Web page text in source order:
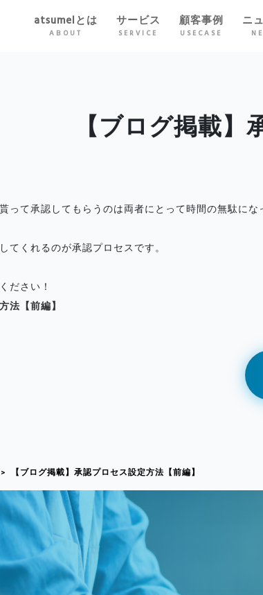
atsumelとは
ABOUT
サービス
SERVICE
顧客事例
USECASE
ニ
【ブログ掲載】
って承認してもらうのは両者にとって時間の無駄にな
てくれるのが承認プロセスです。
ださい！
法【前編】
【ブログ掲載】承認プロセス設定方法【前編】